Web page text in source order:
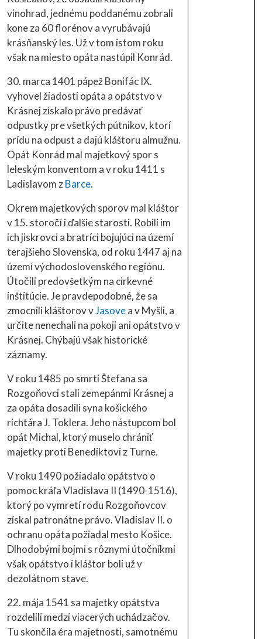
vinohrad, jednému poddanému zobrali
kone za 60 florénov a vyrubávajú
krásňanský les. Už v tom istom roku
však na miesto opáta nastúpil Konrád.
30. marca 1401 pápež Bonifác IX.
vyhovel žiadosti opáta a opátstvo v
Krásnej získalo právo predávať
odpustky pre všetkých pútnikov, ktorí
prídu na odpust a dajú kláštoru almužnu.
Opát Konrád mal majetkový spor s
leleským konventom a v roku 1411 s
Ladislavom zBarce.
Okrem majetkových sporov mal kláštor
v 15. storočí i ďalšie starosti. Robili im
ich jiskrovci a bratríci bojujúci na území
terajšieho Slovenska, od roku 1447 aj na
území východoslovenského regiónu.
Útočili predovšetkým na cirkevné
inštitúcie. Je pravdepodobné, že sa
zmocnili kláštorov vJasovea v Myšli, a
určite nenechali na pokoji ani opátstvo v
Krásnej. Chýbajú však historické
záznamy.
V roku 1485 po smrti Štefana sa
Rozgoňovci stali zemepánmi Krásnej a
za opáta dosadili syna košického
richtára J. Toklera. Jeho nástupcom bol
opát Michal, ktorý muselo chrániť
majetky proti Benediktovi z Turne.
V roku 1490 požiadalo opátstvo o
pomoc kráľa Vladislava II (1490-1516),
ktorý po vymretí rodu Rozgoňovcov
získal patronátne právo. Vladislav II. o
ochranu opáta požiadal mesto Košice.
Dlhodobými bojmi s rôznymi útočníkmi
však opátstvo i kláštor boli už v
dezolátnom stave.
22. mája 1541 sa majetky opátstva
rozdelili medzi viacerých uchádzačov.
Tu skončila éra majetnosti, samotnému